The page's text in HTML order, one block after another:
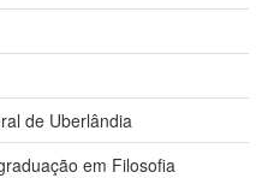
de Uberlândia
em Filosofia